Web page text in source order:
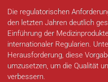
Die regulatorischen
den letzten Jahren deutlich
Einführung der
internationaler Regularien.
Herausforderung, diese
umzusetzen, um die Qualität
verbessern.